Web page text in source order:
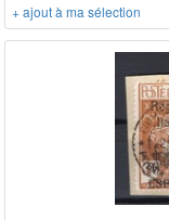
+ ajout à ma sélection